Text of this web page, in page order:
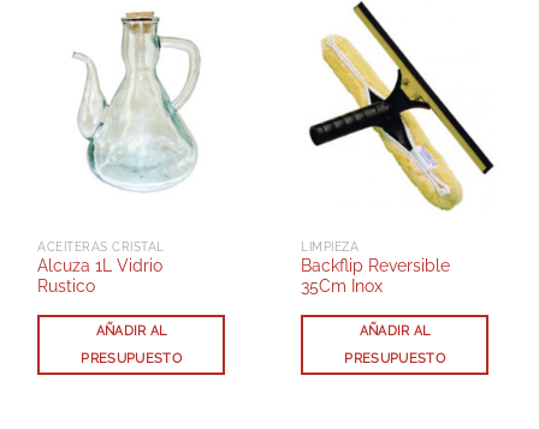
ACEITERAS CRISTAL
Alcuza 1L Vidrio
Rustico
AÑADIR AL
PRESUPUESTO
LIMPIEZA
Backflip Reversible
35Cm Inox
AÑADIR AL
PRESUPUESTO